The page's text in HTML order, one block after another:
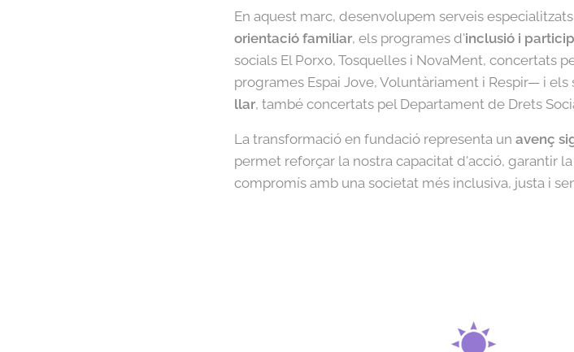
En aquest marc, desenvolupem serveis
orientació familiar, els programes d'inclusió i
socials El Porxo, Tosquelles i NovaMent, concertats
programes Espai Jove, Voluntàriament i Respir— i els
llar, també concertats pel Departament de Drets
La transformació en fundació representa un avenç
permet reforçar la nostra capacitat d'acció, garantir
compromís amb una societat més inclusiva, justa i